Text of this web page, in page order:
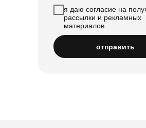
я даю согласие на
рассылки и рекламных
материалов
отправить